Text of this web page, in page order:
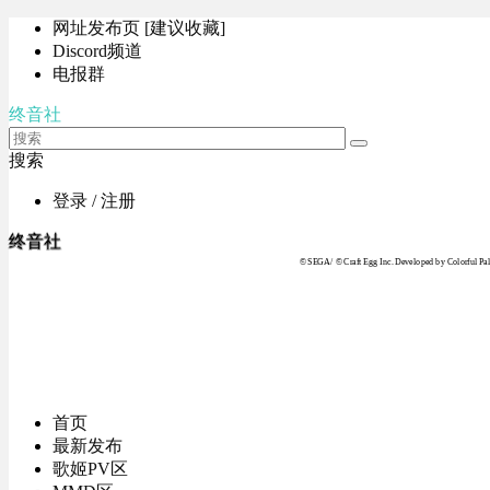
网址发布页 [建议收藏]
Discord频道
电报群
终音社
搜索
登录 / 注册
终音社
© SEGA / © Craft Egg Inc. Developed by Colorful
首页
最新发布
歌姬PV区